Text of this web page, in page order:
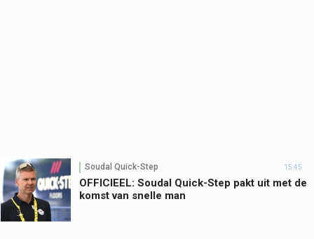
Soudal Quick-Step 15:45
OFFICIEEL: Soudal Quick-Step pakt uit met de
komst van snelle man